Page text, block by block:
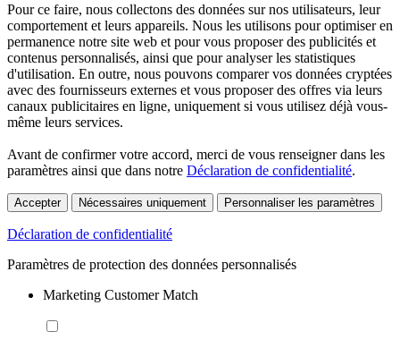
Pour ce faire, nous collectons des données sur nos utilisateurs, leur
comportement et leurs appareils. Nous les utilisons pour optimiser en
permanence notre site web et pour vous proposer des publicités et
contenus personnalisés, ainsi que pour analyser les statistiques
d'utilisation. En outre, nous pouvons comparer vos données cryptées
avec des fournisseurs externes et vous proposer des offres via leurs
canaux publicitaires en ligne, uniquement si vous utilisez déjà vous-
même leurs services.
Avant de confirmer votre accord, merci de vous renseigner dans les
paramètres ainsi que dans notre Déclaration de confidentialité.
Accepter Nécessaires uniquement Personnaliser les paramètres
Déclaration de confidentialité
Paramètres de protection des données personnalisés
Marketing Customer Match